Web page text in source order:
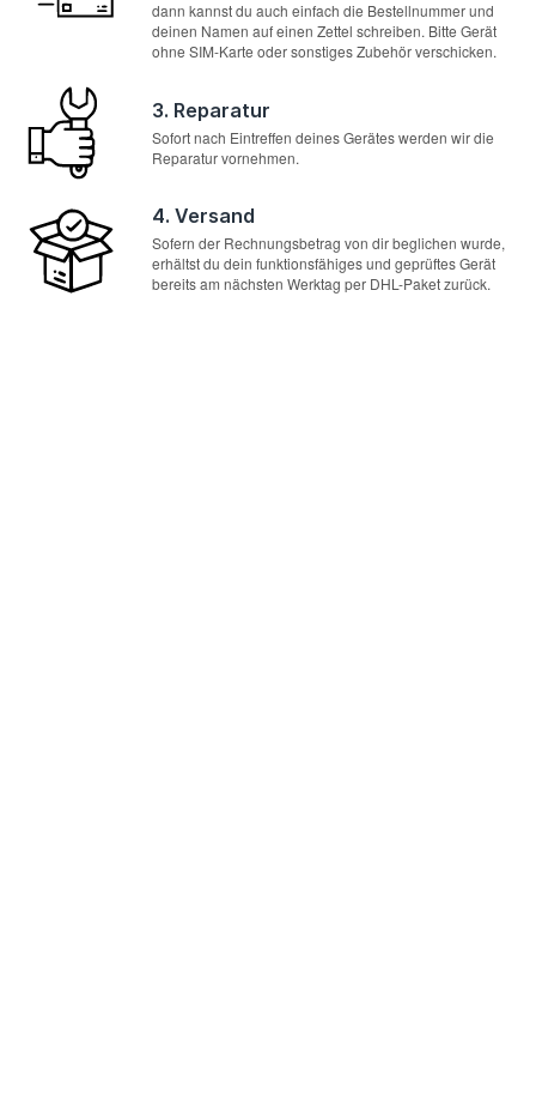
dann kannst du auch einfach die Bestellnummer und
deinen Namen auf einen Zettel schreiben. Bitte Gerät
ohne SIM-Karte oder sonstiges Zubehör verschicken.
3. Reparatur
Sofort nach Eintreffen deines Gerätes werden wir die
Reparatur vornehmen.
4. Versand
Sofern der Rechnungsbetrag von dir beglichen wurde,
erhältst du dein funktionsfähiges und geprüftes Gerät
bereits am nächsten Werktag per DHL-Paket zurück.